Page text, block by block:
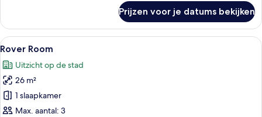
Room
Marina
View
Prijzen voor je datums bekijken
Alle
foto's
voor
Rover
Room
laden
Een hotelkamer met een groot bed,
5
Rover Room
Uitzicht op de stad
26 m²
1 slaapkamer
Max. aantal: 3